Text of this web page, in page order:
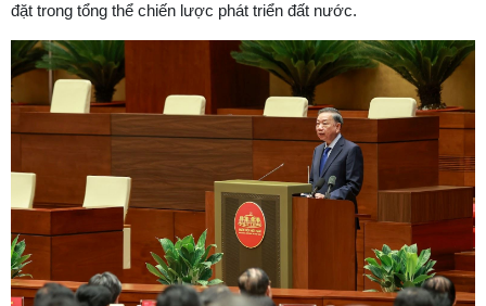
đặt trong tổng thể chiến lược phát triển đất nước.